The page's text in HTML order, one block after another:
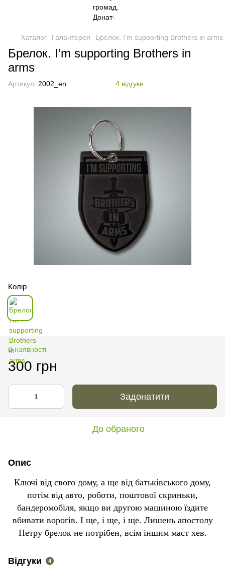
Каталог Галантерея Брелок. I’m supporting Brothers in arms
Брелок. I’m supporting Brothers in
arms
Артикул: 2002_en 4 відгуки
Колір
В наявності
300 грн
Задонатити
До обраного
Опис
Ключі від свого дому, а ще від батьківського дому,
потім від авто, роботи, поштової скриньки,
бандеромобіля, якщо ви другою машиною їздите
вбивати ворогів. І ще, і ще, і ще. Лишень апостолу
Петру брелок не потрібен, всім іншим маст хев.
Відгуки 4